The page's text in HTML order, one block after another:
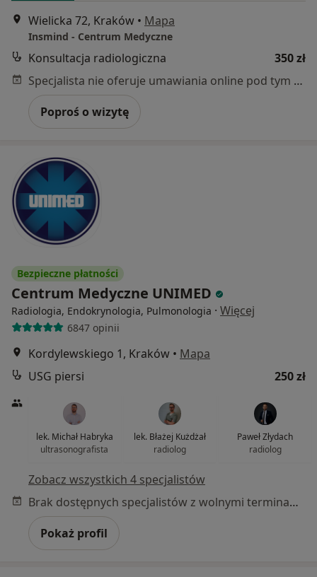
Wielicka 72, Kraków • Mapa
Insmind - Centrum Medyczne
Konsultacja radiologiczna
350 zł
Specjalista nie oferuje umawiania online pod tym adresem.
Poproś o wizytę
Bezpieczne płatności
Centrum Medyczne UNIMED
Radiologia, Endokrynologia, Pulmonologia · Więcej
6847 opinii
Kordylewskiego 1, Kraków • Mapa
USG piersi
250 zł
lek. Michał Habryka
ultrasonografista
lek. Błażej Kużdżał
radiolog
Paweł Złydach
radiolog
Zobacz wszystkich 4 specjalistów
Brak dostępnych specjalistów z wolnymi terminami w tym centrum medycznym.
Pokaż profil